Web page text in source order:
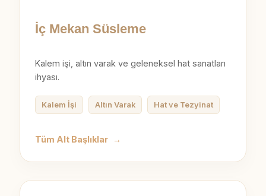
İç Mekan Süsleme
Kalem işi, altın varak ve geleneksel hat sanatları
ihyası.
Kalem İşi Altın Varak Hat ve Tezyinat
Tüm Alt Başlıklar →